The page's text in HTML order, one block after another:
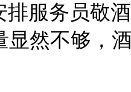
排服务员敬
显然不够，